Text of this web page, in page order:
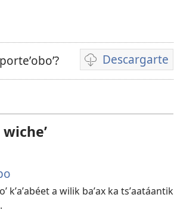
Descargarte
Bix
a
a
a wilik baʼax ka tsʼaatáantik